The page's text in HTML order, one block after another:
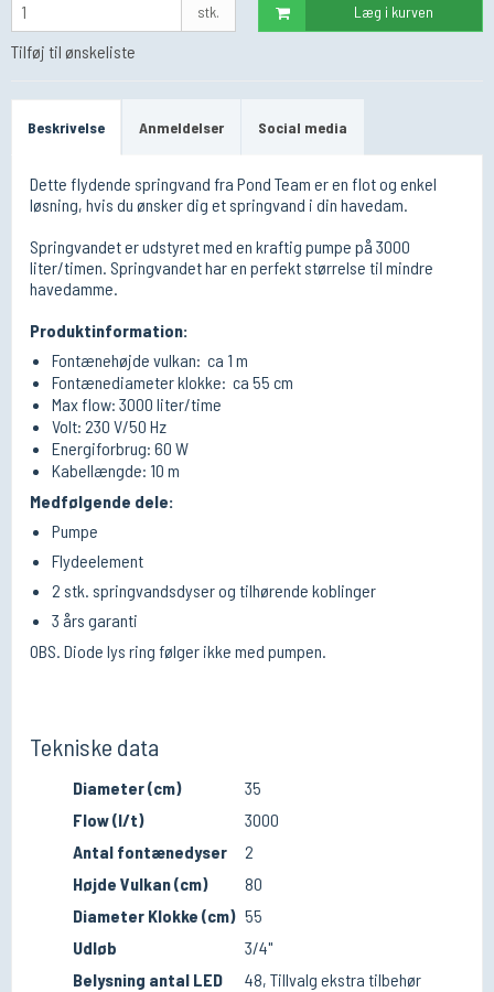
stk. Læg i kurven
Tilføj til ønskeliste
Beskrivelse Anmeldelser Social media
Dette flydende springvand fra Pond Team er en flot og enkel
løsning, hvis du ønsker dig et springvand i din havedam.
Springvandet er udstyret med en kraftig pumpe på 3000
liter/timen. Springvandet har en perfekt størrelse til mindre
havedamme.
Produktinformation:
Fontænehøjde vulkan: ca 1 m
Fontænediameter klokke: ca 55 cm
Max flow: 3000 liter/time
Volt: 230 V/50 Hz
Energiforbrug: 60 W
Kabellængde: 10 m
Medfølgende dele:
Pumpe
Flydeelement
2 stk. springvandsdyser og tilhørende koblinger
3 års garanti
OBS. Diode lys ring følger ikke med pumpen.
Tekniske data
Diameter (cm)
35
Flow (l/t)
3000
Antal fontænedyser
2
Højde Vulkan (cm)
80
Diameter Klokke (cm) 55
Udløb
3/4"
Belysning antal LED
48, Tillvalg ekstra tilbehør